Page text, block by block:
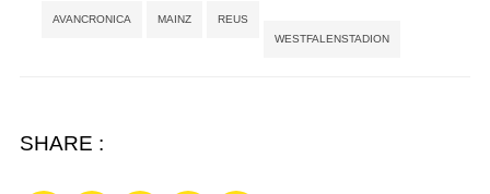
AVANCRONICA MAINZ REUS
WESTFALENSTADION
SHARE :